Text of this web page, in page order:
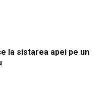
la sistarea apei pe un